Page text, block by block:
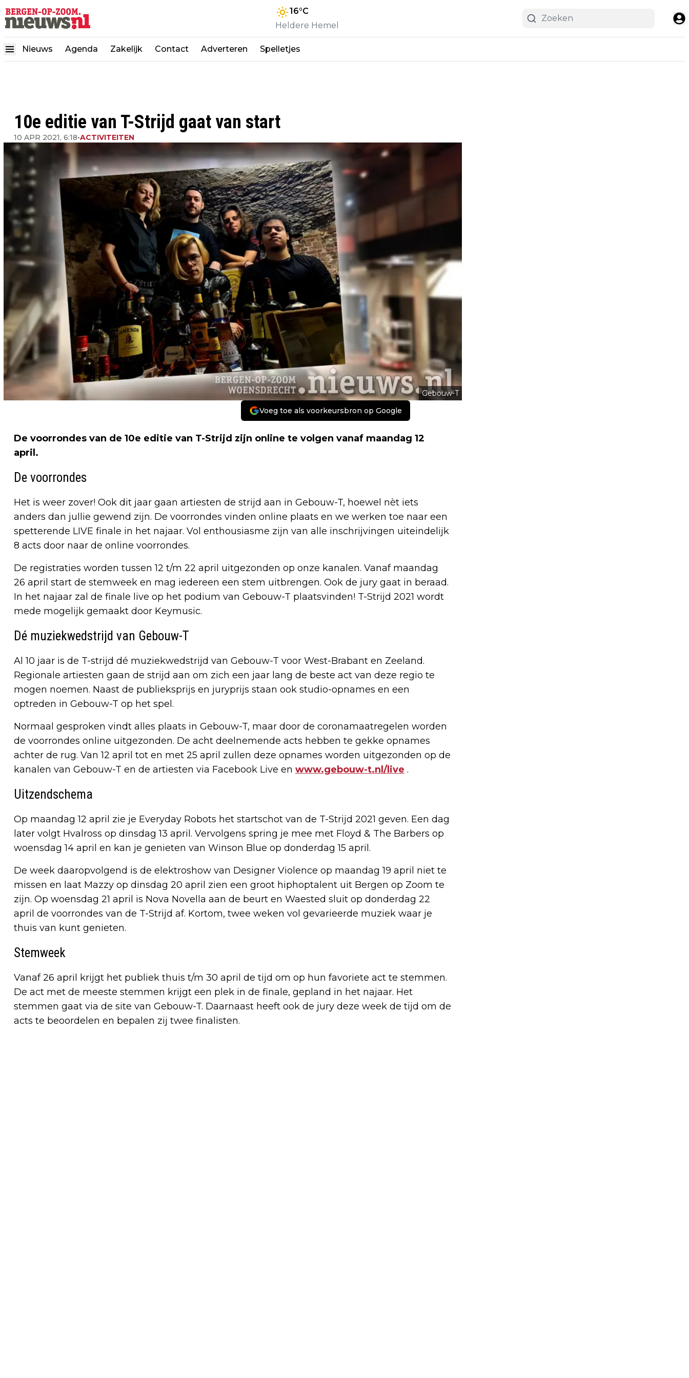
16°C
Heldere Hemel
Nieuws Agenda Zakelijk Contact Adverteren Spelletjes
10e editie van T-Strijd gaat van start
10 APR 2021, 6:18•ACTIVITEITEN
Gebouw-T
Voeg toe als voorkeursbron op Google
De voorrondes van de 10e editie van T-Strijd zijn online te volgen vanaf maandag 12
april.
De voorrondes
Het is weer zover! Ook dit jaar gaan artiesten de strijd aan in Gebouw-T, hoewel nèt iets
anders dan jullie gewend zijn. De voorrondes vinden online plaats en we werken toe naar een
spetterende LIVE finale in het najaar. Vol enthousiasme zijn van alle inschrijvingen uiteindelijk
8 acts door naar de online voorrondes.
De registraties worden tussen 12 t/m 22 april uitgezonden op onze kanalen. Vanaf maandag
26 april start de stemweek en mag iedereen een stem uitbrengen. Ook de jury gaat in beraad.
In het najaar zal de finale live op het podium van Gebouw-T plaatsvinden! T-Strijd 2021 wordt
mede mogelijk gemaakt door Keymusic.
Dé muziekwedstrijd van Gebouw-T
Al 10 jaar is de T-strijd dé muziekwedstrijd van Gebouw-T voor West-Brabant en Zeeland.
Regionale artiesten gaan de strijd aan om zich een jaar lang de beste act van deze regio te
mogen noemen. Naast de publieksprijs en juryprijs staan ook studio-opnames en een
optreden in Gebouw-T op het spel.
Normaal gesproken vindt alles plaats in Gebouw-T, maar door de coronamaatregelen worden
de voorrondes online uitgezonden. De acht deelnemende acts hebben te gekke opnames
achter de rug. Van 12 april tot en met 25 april zullen deze opnames worden uitgezonden op de
kanalen van Gebouw-T en de artiesten via Facebook Live en www.gebouw-t.nl/live .
Uitzendschema
Op maandag 12 april zie je Everyday Robots het startschot van de T-Strijd 2021 geven. Een dag
later volgt Hvalross op dinsdag 13 april. Vervolgens spring je mee met Floyd & The Barbers op
woensdag 14 april en kan je genieten van Winson Blue op donderdag 15 april.
De week daaropvolgend is de elektroshow van Designer Violence op maandag 19 april niet te
missen en laat Mazzy op dinsdag 20 april zien een groot hiphoptalent uit Bergen op Zoom te
zijn. Op woensdag 21 april is Nova Novella aan de beurt en Waested sluit op donderdag 22
april de voorrondes van de T-Strijd af. Kortom, twee weken vol gevarieerde muziek waar je
thuis van kunt genieten.
Stemweek
Vanaf 26 april krijgt het publiek thuis t/m 30 april de tijd om op hun favoriete act te stemmen.
De act met de meeste stemmen krijgt een plek in de finale, gepland in het najaar. Het
stemmen gaat via de site van Gebouw-T. Daarnaast heeft ook de jury deze week de tijd om de
acts te beoordelen en bepalen zij twee finalisten.